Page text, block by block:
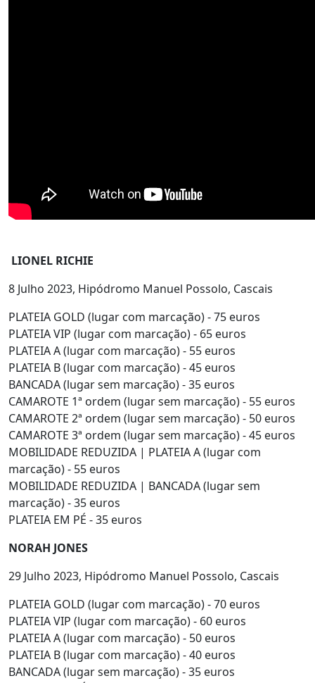
LIONEL RICHIE
8 Julho 2023, Hipódromo Manuel Possolo, Cascais
PLATEIA GOLD (lugar com marcação) - 75 euros
PLATEIA VIP (lugar com marcação) - 65 euros
PLATEIA A (lugar com marcação) - 55 euros
PLATEIA B (lugar com marcação) - 45 euros
BANCADA (lugar sem marcação) - 35 euros
CAMAROTE 1ª ordem (lugar sem marcação) - 55 euros
CAMAROTE 2ª ordem (lugar sem marcação) - 50 euros
CAMAROTE 3ª ordem (lugar sem marcação) - 45 euros
MOBILIDADE REDUZIDA | PLATEIA A (lugar com
marcação) - 55 euros
MOBILIDADE REDUZIDA | BANCADA (lugar sem
marcação) - 35 euros
PLATEIA EM PÉ - 35 euros
NORAH JONES
29 Julho 2023, Hipódromo Manuel Possolo, Cascais
PLATEIA GOLD (lugar com marcação) - 70 euros
PLATEIA VIP (lugar com marcação) - 60 euros
PLATEIA A (lugar com marcação) - 50 euros
PLATEIA B (lugar com marcação) - 40 euros
BANCADA (lugar sem marcação) - 35 euros